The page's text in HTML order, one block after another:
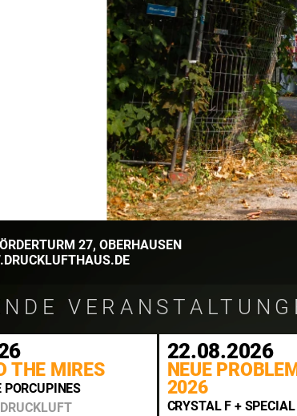
27, OBERHAUSEN
THE MIRES
DRUCKLUFT
22.08.2026
NEUE
2026
CRYSTAL F +